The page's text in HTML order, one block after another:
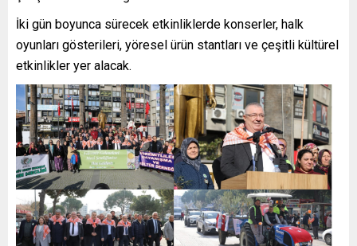
İki gün boyunca sürecek etkinliklerde konserler, halk
oyunları gösterileri, yöresel ürün stantları ve çeşitli kültürel
etkinlikler yer alacak.